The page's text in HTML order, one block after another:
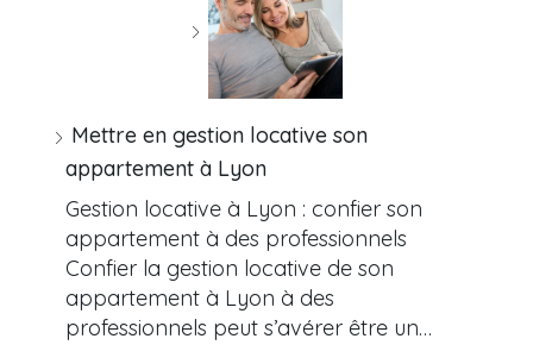
Mettre en gestion locative son
appartement à Lyon
Gestion locative à Lyon : confier son
appartement à des professionnels
Confier la gestion locative de son
appartement à Lyon à des
professionnels peut s’avérer être un…